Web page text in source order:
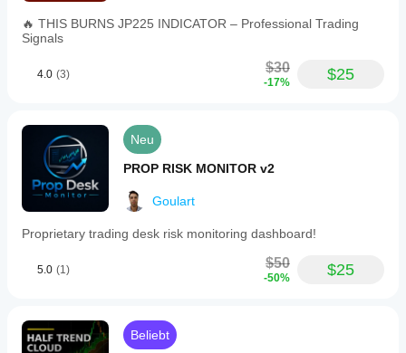
🔥 THIS BURNS JP225 INDICATOR – Professional Trading
Signals
4.0 (3) $30
-17% $25
Neu
PROP RISK MONITOR v2
Goulart
Proprietary trading desk risk monitoring dashboard!
5.0 (1) $50
-50% $25
Beliebt